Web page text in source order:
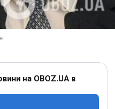
на OBOZ.UA в